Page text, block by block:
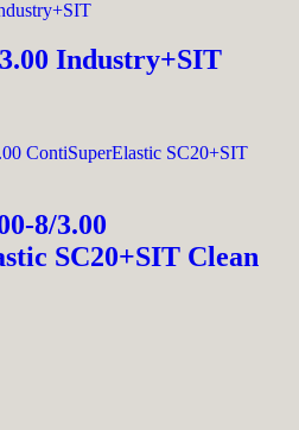
Industry+SIT
8/3.00
SC20+SIT Clean